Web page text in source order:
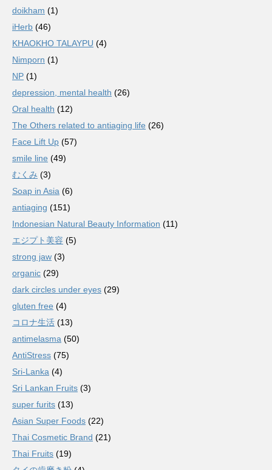
doikham (1)
iHerb (46)
KHAOKHO TALAYPU (4)
Nimporn (1)
NP (1)
depression, mental health (26)
Oral health (12)
The Others related to antiaging life (26)
Face Lift Up (57)
smile line (49)
むくみ (3)
Soap in Asia (6)
antiaging (151)
Indonesian Natural Beauty Information (11)
エジプト美容 (5)
strong jaw (3)
organic (29)
dark circles under eyes (29)
gluten free (4)
コロナ生活 (13)
antimelasma (50)
AntiStress (75)
Sri-Lanka (4)
Sri Lankan Fruits (3)
super furits (13)
Asian Super Foods (22)
Thai Cosmetic Brand (21)
Thai Fruits (19)